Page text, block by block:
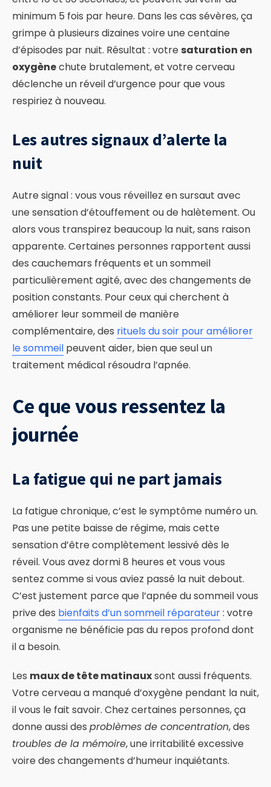
minimum 5 fois par heure. Dans les cas sévères, ça
grimpe à plusieurs dizaines voire une centaine
d’épisodes par nuit. Résultat : votre saturation en
oxygènechute brutalement, et votre cerveau
déclenche un réveil d’urgence pour que vous
respiriez à nouveau.
Les autres signaux d’alerte la
nuit
Autre signal : vous vous réveillez en sursaut avec
une sensation d’étouffement ou de halètement. Ou
alors vous transpirez beaucoup la nuit, sans raison
apparente. Certaines personnes rapportent aussi
des cauchemars fréquents et un sommeil
particulièrement agité, avec des changements de
position constants. Pour ceux qui cherchent à
améliorer leur sommeil de manière
complémentaire, des rituels du soir pour améliorer
le sommeil peuvent aider, bien que seul un
traitement médical résoudra l’apnée.
Ce que vous ressentez la
journée
La fatigue qui ne part jamais
La fatigue chronique, c’est le symptôme numéro un.
Pas une petite baisse de régime, mais cette
sensation d’être complètement lessivé dès le
réveil. Vous avez dormi 8 heures et vous vous
sentez comme si vous aviez passé la nuit debout.
C’est justement parce que l’apnée du sommeil vous
prive des bienfaits d’un sommeil réparateur: votre
organisme ne bénéficie pas du repos profond dont
il a besoin.
Les maux de tête matinauxsont aussi fréquents.
Votre cerveau a manqué d’oxygène pendant la nuit,
il vous le fait savoir. Chez certaines personnes, ça
donne aussi des problèmes de concentration, des
troubles de la mémoire, une irritabilité excessive
voire des changements d’humeur inquiétants.